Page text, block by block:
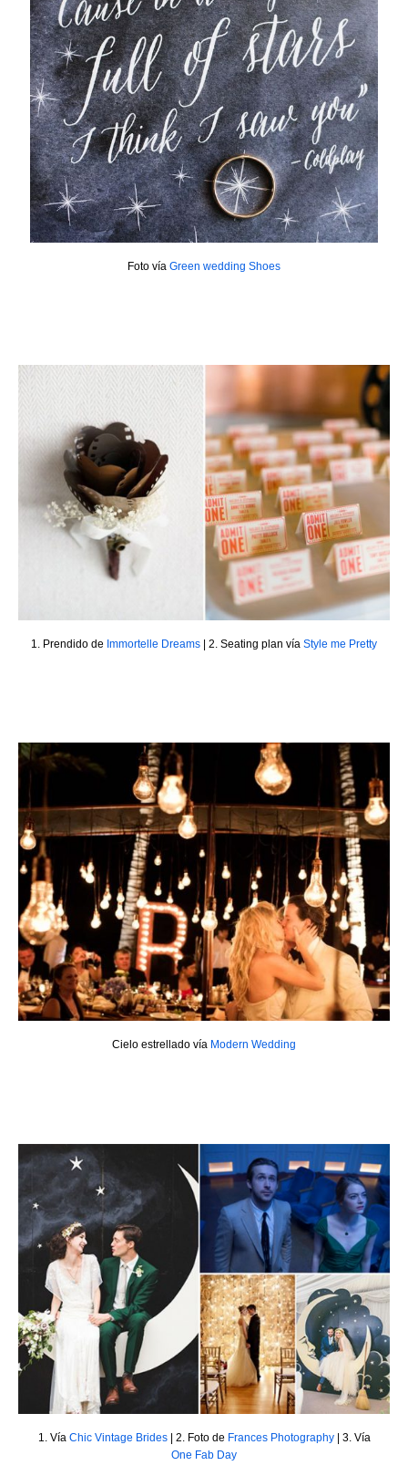
Foto vía Green wedding Shoes
1. Prendido de Immortelle Dreams | 2. Seating plan vía Style me Pretty
Cielo estrellado vía Modern Wedding
1. Vía Chic Vintage Brides| 2. Foto de Frances Photography| 3. Vía
One Fab Day